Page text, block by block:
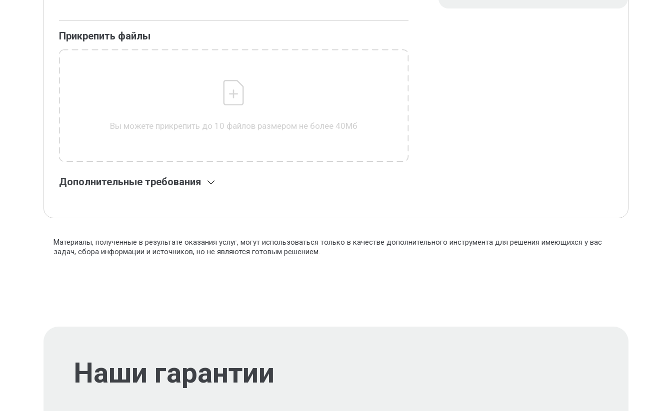
Прикрепить файлы
Вы можете прикрепить до 10 файлов размером не более 40Мб
Дополнительные требования
Материалы, полученные в результате оказания услуг, могут использоваться только в качестве дополнительного инструмента для решения имеющихся у вас
задач, сбора информации и источников, но не являются готовым решением.
Наши гарантии